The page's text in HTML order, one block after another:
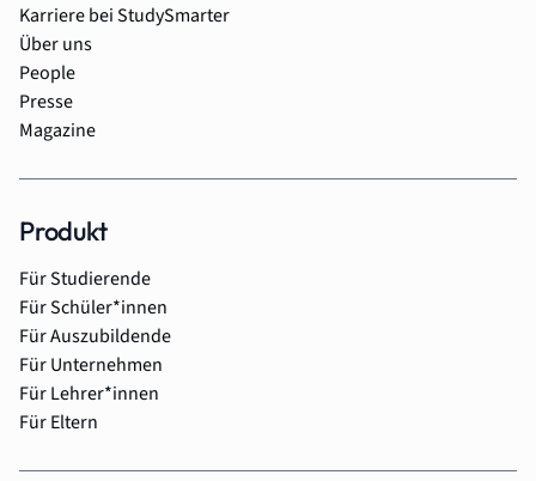
Karriere bei StudySmarter
Über uns
People
Presse
Magazine
Produkt
Für Studierende
Für Schüler*innen
Für Auszubildende
Für Unternehmen
Für Lehrer*innen
Für Eltern